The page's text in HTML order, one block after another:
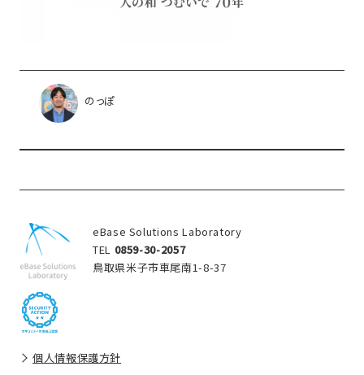
のっぽ
eBase Solutions Laboratory
TEL 0859-30-2057
鳥取県米子市車尾南1-8-37
個人情報保護方針